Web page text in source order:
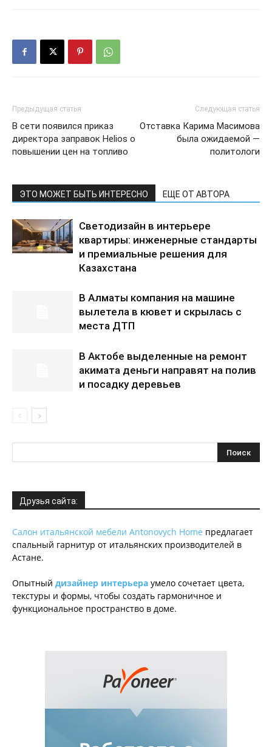
Предыдущая статья
В сети появился приказ
директора заправок Helios о
повышении цен на топливо
Следующая статья
Отставка Карима Масимова
была ожидаемой —
политологи
ЭТО МОЖЕТ БЫТЬ ИНТЕРЕСНО ЕЩЕ ОТ АВТОРА
Светодизайн в интерьере
квартиры: инженерные стандарты
и премиальные решения для
Казахстана
В Алматы компания на машине
вылетела в кювет и скрылась с
места ДТП
В Актобе выделенные на ремонт
акимата деньги направят на полив
и посадку деревьев
Друзья сайта:
Салон итальянской мебели Antonovych Home предлагает
спальный гарнитур от итальянских производителей в
Астане.
Опытный дизайнер интерьера умело сочетает цвета,
текстуры и формы, чтобы создать гармоничное и
функциональное пространство в доме.